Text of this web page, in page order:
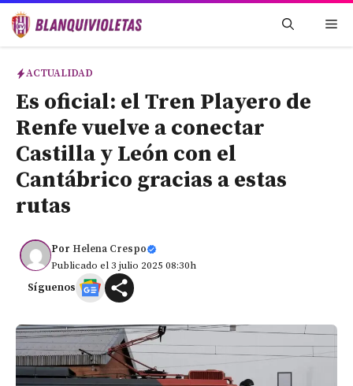
Saltar
ACTUALIDAD
Es oficial: el Tren Playero de
Renfe vuelve a conectar
Castilla y León con el
Cantábrico gracias a estas
rutas
Por Helena Crespo
Publicado el 3 julio 2025 08:30h
Síguenos